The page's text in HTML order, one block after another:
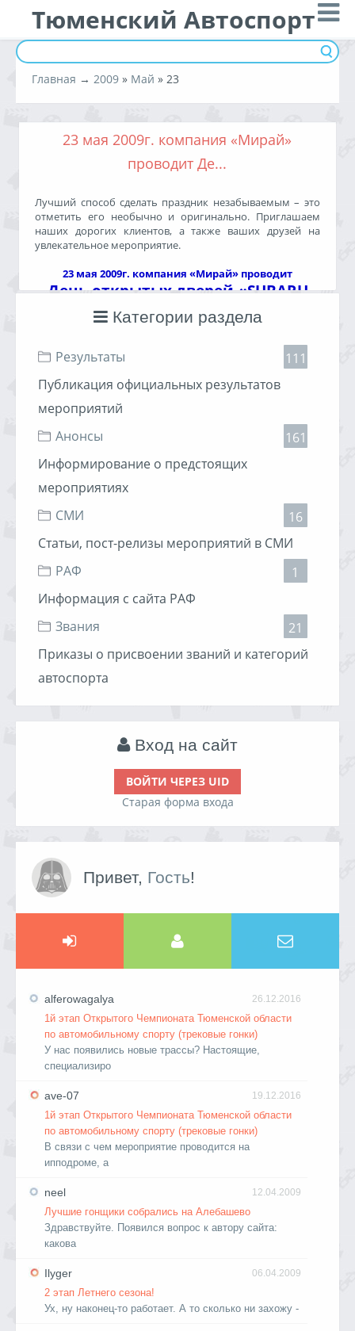
Тюменский Автоспорт
Категории раздела
Результаты
111
Публикация официальных результатов
мероприятий
Анонсы
161
Информирование о предстоящих
мероприятиях
СМИ
16
Статьи, пост-релизы мероприятий в СМИ
РАФ
1
Информация с сайта РАФ
Звания
21
Приказы о присвоении званий и категорий
автоспорта
Вход на сайт
ВОЙТИ ЧЕРЕЗ UID
Старая форма входа
Привет, Гость!
26.12.2016
alferowagalya
1й этап Открытого Чемпионата Тюменской области
по автомобильному спорту (трековые гонки)
У нас появились новые трассы? Настоящие,
специализиро
19.12.2016
ave-07
1й этап Открытого Чемпионата Тюменской области
по автомобильному спорту (трековые гонки)
В связи с чем мероприятие проводится на
ипподроме, а
12.04.2009
neel
Лучшие гонщики собрались на Алебашево
Здравствуйте. Появился вопрос к автору сайта:
какова
06.04.2009
Ilyger
2 этап Летнего сезона!
Ух, ну наконец-то работает. А то сколько ни захожу -
Главная → 2009 » Май » 23
23 мая 2009г. компания «Мирай»
проводит Де...
Лучший способ сделать праздник незабываемым – это
отметить его необычно и оригинально. Приглашаем
наших дорогих клиентов, а также ваших друзей на
увлекательное мероприятие.
23 мая 2009г. компания «Мирай» проводит
День открытых дверей «SUBARU
КВЕСТ».
Никаких скучных банкетов и дежурных поздравлений!
Мы подобрали идеальное место для народного веселья
– автоцентр Субару. Вас ждет ярмарка продукции,
специальные цены на услуги автосервиса,
сервисной зоне, народный аукцион! Все это даст
сильный заряд позитива и бодрости.
Бросайте скучный загазованный город и приезжайте!
Оригинальный пикник и отличное настроение вам
гарантировано.Читать дальше »
23.05.2009, 14:54 2142 просмотра